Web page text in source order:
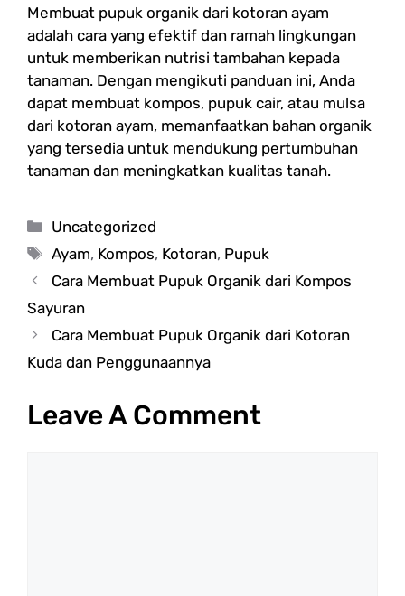
Membuat pupuk organik dari kotoran ayam
adalah cara yang efektif dan ramah lingkungan
untuk memberikan nutrisi tambahan kepada
tanaman. Dengan mengikuti panduan ini, Anda
dapat membuat kompos, pupuk cair, atau mulsa
dari kotoran ayam, memanfaatkan bahan organik
yang tersedia untuk mendukung pertumbuhan
tanaman dan meningkatkan kualitas tanah.
Categories
Uncategorized
Tags
Ayam, Kompos, Kotoran, Pupuk
Cara Membuat Pupuk Organik dari Kompos
Sayuran
Cara Membuat Pupuk Organik dari Kotoran
Kuda dan Penggunaannya
Leave A Comment